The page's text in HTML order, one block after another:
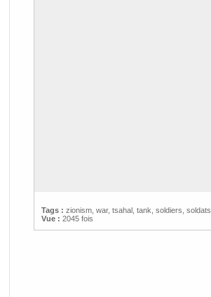
Tags : zionism, war, tsahal, tank soldiers soldats
Vue : 2045 fois